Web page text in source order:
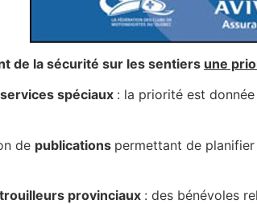
de la sécurité sur les sentiers une
spéciaux : la priorité est
de publications permettant de
provinciaux : des bénévoles